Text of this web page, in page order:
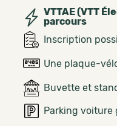
VTTAE (VTT
parcours
Inscription
Une plaque-
Buvette et
Parking voiture